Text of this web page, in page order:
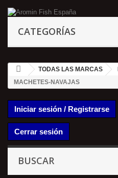
CATEGORÍAS
TODAS LAS MARCAS
MACHETES-NAVAJAS
Iniciar sesión / Registrarse
Cerrar sesión
BUSCAR